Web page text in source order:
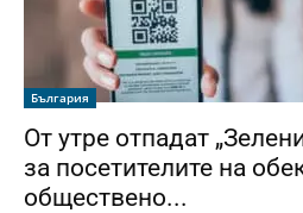
България
От утре отпадат
за посетителите на
обществено...